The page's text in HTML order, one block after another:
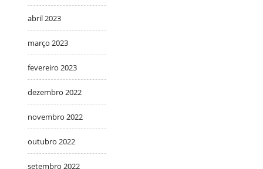
abril 2023
março 2023
fevereiro 2023
dezembro 2022
novembro 2022
outubro 2022
setembro 2022